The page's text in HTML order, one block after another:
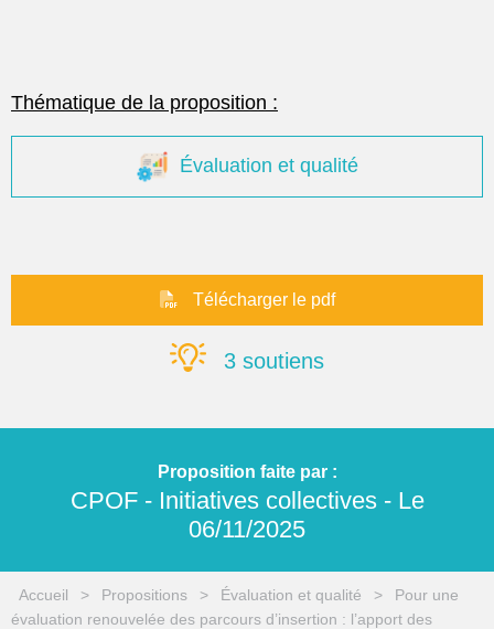
Thématique de la proposition :
Évaluation et qualité
Télécharger le pdf
3 soutiens
Proposition faite par :
CPOF - Initiatives collectives - Le
06/11/2025
Accueil > Propositions > Évaluation et qualité >
Pour une
évaluation renouvelée des parcours d’insertion : l’apport des